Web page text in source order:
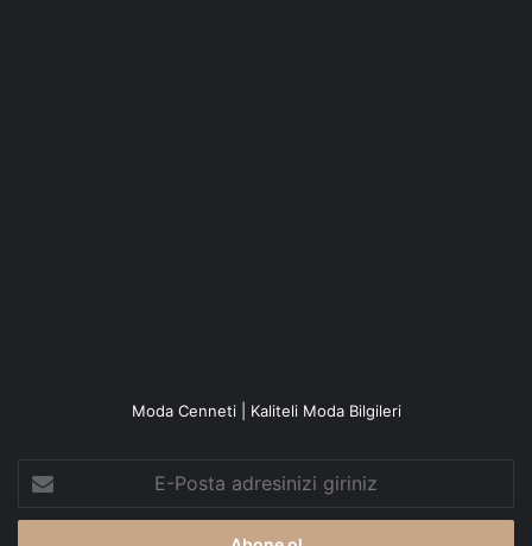
Moda Cenneti | Kaliteli Moda Bilgileri
Posta
adresinizi